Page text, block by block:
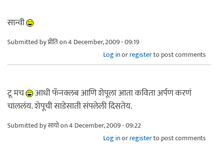
सान्वी
Submitted byप्रीतिon 4 December, 2009 - 09:19
Log inorregisterto post comments
टू मच
आधी फॅनक्लब आणि शेपूला आता कविता अर्पण करणं
चाललंय. शेपूची साडेसाती संपलेली दिसतेय.
Submitted byसायोon 4 December, 2009 - 09:22
Log inorregisterto post comments